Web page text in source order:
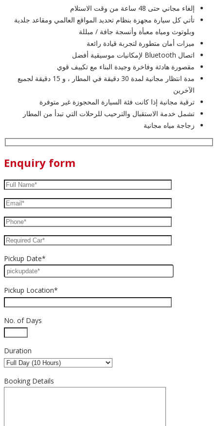
إلغاء مجاني حتى 48 ساعة من وقت الاستلام
تأتي كل سيارة مجهزة بنظام تحديد المواقع العالمي ومقاعد جلدية
وبلوتوث ومياه معبأة وأنسجة جافة / مبللة
ميزات أمان متطورة لتجربة قيادة رائعة
اتصال Bluetooth لإمكانيات موسيقية أفضل
مقصورة هادئة وفاخرة وجيدة البناء مع تكييف قوي
مدة انتظار مجانية لمدة 30 دقيقة في المطار ، و 15 دقيقة لجميع
الآخرين
ترقية مجانية إذا كانت فئة السيارة المحجوزة غير متوفرة
تشمل خدمة الاستقبال والترحيب للرحلات التي تبدأ من المطار
زجاجة مياه مجانية
Enquiry form
Pickup Date*
Pickup Location*
No. of Days
Duration
Booking Details